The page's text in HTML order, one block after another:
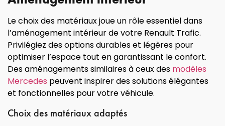
Le choix des matériaux joue un rôle essentiel dans
l’aménagement intérieur de votre Renault Trafic.
Privilégiez des options durables et légères pour
optimiser l’espace tout en garantissant le confort.
Des aménagements similaires à ceux des modèles
Mercedes peuvent inspirer des solutions élégantes
et fonctionnelles pour votre véhicule.
Choix des matériaux adaptés